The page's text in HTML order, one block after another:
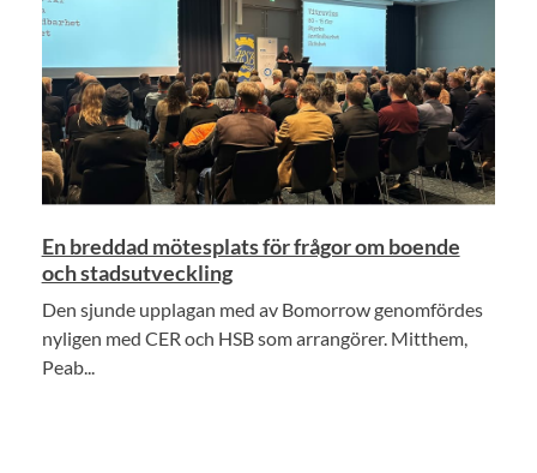
En breddad mötesplats för frågor om boende
och stadsutveckling
Den sjunde upplagan med av Bomorrow genomfördes
nyligen med CER och HSB som arrangörer. Mitthem,
Peab...